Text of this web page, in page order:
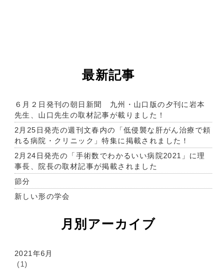
最新記事
６月２日発刊の朝日新聞 九州・山口版の夕刊に岩本
先生、山口先生の取材記事が載りました！
2月25日発売の週刊文春内の「低侵襲な肝がん治療で頼
れる病院・クリニック」特集に掲載されました！
2月24日発売の「手術数でわかるいい病院2021」に理
事長、院長の取材記事が掲載されました
節分
新しい形の学会
月別アーカイブ
2021年6月
(1)